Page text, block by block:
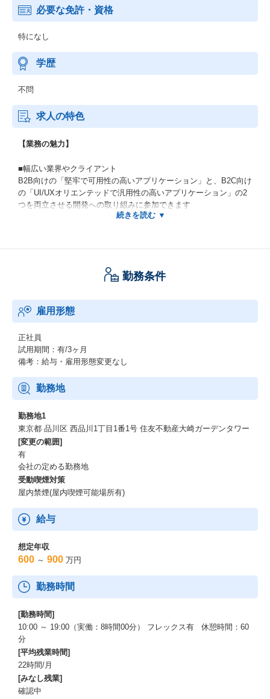
必要な免許・資格
特になし
学歴
不問
求人の特色
【業務の魅力】
■幅広い業界やクライアント
B2B向けの「堅牢で可用性の高いアプリケーション」と、B2C向け
の「UI/UXオリエンテッドで汎用性の高いアプリケーション」の2
つを両立させる開発への取り組みに参加できます
直に投影できる環境があります
動画ストリーミングに関わるプロトコル・コーデックの知識や、Io
いスキルが身につきます
■UI設計・UX改善の知見を深めることができます
専任デザイナーと共に「より使いやすいUI、ユーザー課題を解決
するUX」について議論しながら、即応性や可用性などの技術的な
チャレンジと両立させながらUI/UX開発を進める経験ができます
ケーションを行います
■様々な技術領域に触れ、エンジニアとして総合的にスキルアップ
できます
IPカメラ組込みソフトウェア、AI・画像処理、データエンジニア
リング、クラウドインフラ、Webアプリ開発のチームが部門に存
在し、それぞれにエキスパートを揃えているため、様々な技術や
専門家と直に触れられる環境があります
iOS/Android開発エンジニアはひとつのモバイルチームとして活動
し、それぞれのプラットフォームに同じ目的のアプリをリリース
します。チーム同士は積極的に技術情報の交換や開発に関わるコ
ミュニケーションを行っています
勤務条件
雇用形態
正社員
試用期間：有/3ヶ月
備考：給与・雇用形態変更なし
勤務地
勤務地1
東京都 品川区 西品川1丁目1番1号 住友不動産大崎ガーデンタワー
[変更の範囲]
有
会社の定める勤務地
受動喫煙対策
屋内禁煙(屋内喫煙可能場所有)
給与
想定年収
600 ～ 900 万円
勤務時間
[勤務時間]
10:00 ～ 19:00（実働：8時間00分） フレックス有 休憩時間：60
分
[平均残業時間]
22時間/月
[みなし残業]
確認中